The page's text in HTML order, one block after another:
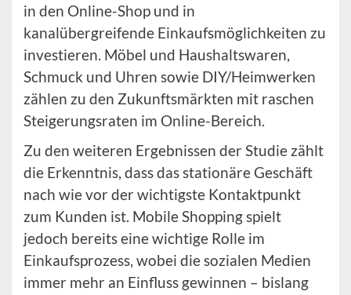
in den Online-Shop und in
kanalübergreifende Einkaufsmöglichkeiten zu
investieren. Möbel und Haushaltswaren,
Schmuck und Uhren sowie DIY/Heimwerken
zählen zu den Zukunftsmärkten mit raschen
Steigerungsraten im Online-Bereich.
Zu den weiteren Ergebnissen der Studie zählt
die Erkenntnis, dass das stationäre Geschäft
nach wie vor der wichtigste Kontaktpunkt
zum Kunden ist. Mobile Shopping spielt
jedoch bereits eine wichtige Rolle im
Einkaufsprozess, wobei die sozialen Medien
immer mehr an Einfluss gewinnen – bislang